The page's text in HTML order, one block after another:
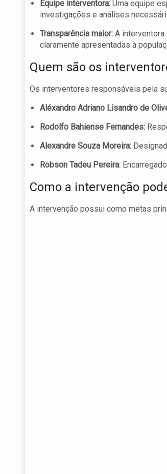
Equipe interventora: Uma equipe
investigações e análises
Transparência maior: A
claramente apresentadas à
Quem são os
Os interventores responsáveis pela
Aléxandro Adriano Lisandro de
Rodolfo Bahiense Fernandes:
Alexandre Souza Moreira:
Robson Tadeu Pereira:
Como a intervenção
A intervenção possui como metas